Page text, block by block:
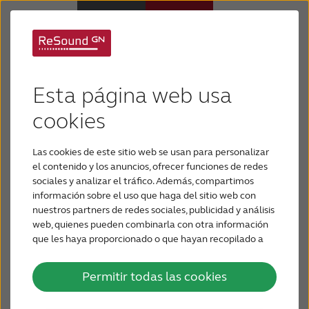
Esta página web usa
cookies
Las cookies de este sitio web se usan para personalizar
el contenido y los anuncios, ofrecer funciones de redes
sociales y analizar el tráfico. Además, compartimos
información sobre el uso que haga del sitio web con
nuestros partners de redes sociales, publicidad y análisis
web, quienes pueden combinarla con otra información
que les haya proporcionado o que hayan recopilado a
Permitir todas las cookies
Pérdida de audición
Soporte y cuidado
Por qué ReSound
BLOG
PARA PROFESIONALES
ReSound bimodal
Solución auditiva